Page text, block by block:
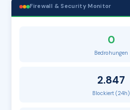
Firewall & Security Monitor
0
Bedrohungen
2.847
Blockiert (24h)